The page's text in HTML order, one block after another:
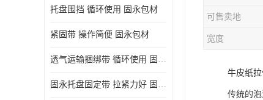
托盘围挡 循环使用 固永包材
紧固带 操作简便 固永包材
透气运输捆绑带 循环使用 固永包材
固永托盘固定带 拉紧力好 固永包材
可售卖地
宽度
牛皮纸
传统的